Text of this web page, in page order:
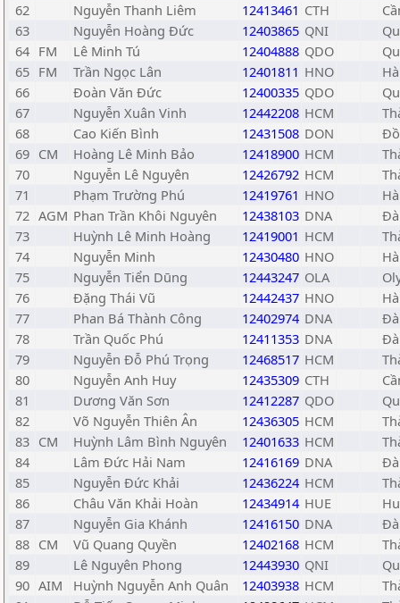
62
Nguyễn Thanh Liêm 12413461 CTH
63
Nguyễn Hoàng Đức 12403865 QNI
64 FM Lê Minh Tú 12404888 QDO
65 FM Trần Ngọc Lân 12401811 HNO
66
Đoàn Văn Đức 12400335 QDO
67
Nguyễn Xuân Vinh 12442208 HCM
68
Cao Kiến Bình 12431508 DON
69 CM Hoàng Lê Minh Bảo 12418900 HCM
70
Nguyễn Lê Nguyên 12426792 HCM
71
Phạm Trường Phú 12419761 HNO
72 AGM Phan Trần Khôi Nguyên 12438103 DNA
73
Huỳnh Lê Minh Hoàng 12419001 HCM
74
Nguyễn Minh 12430480 HNO
75
Nguyễn Tiển Dūng 12443247 OLA
76
Đặng Thái Vũ 12442437 HNO
77
Phan Bá Thành Công 12402974 DNA
78
Trần Quốc Phú 12411353 DNA
79
Nguyễn Đỗ Phú Trọng 12468517 HCM
80
Nguyễn Anh Huy 12435309 CTH
81
Dương Văn Sơn 12412287 QDO
82
Võ Nguyễn Thiên Ân 12436305 HCM
83 CM Huỳnh Lâm Bình Nguyên 12401633 HCM
84
Lâm Đức Hải Nam 12416169 DNA
85
Nguyễn Đức Khải 12436224 HCM
86
Châu Văn Khải Hoàn 12434914 HUE
87
Nguyễn Gia Khánh 12416150 DNA
88 CM Vũ Quang Quyền 12402168 HCM
89
Lê Nguyên Phong 12443930 QNI
90 AIM Huỳnh Nguyễn Anh Quân 12403938 HCM